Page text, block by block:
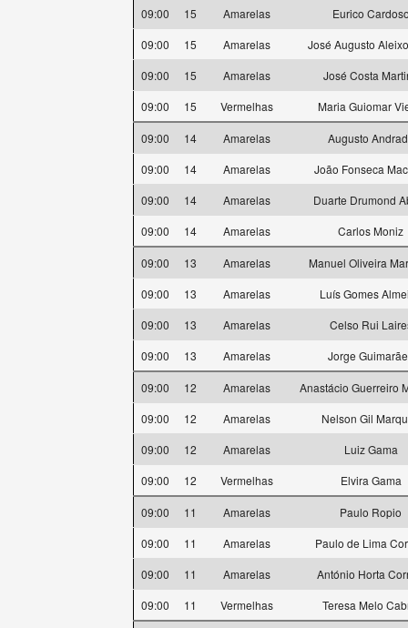
09:00 15 Amarelas
Eurico
09:00
15 Amarelas
José Augusto
09:00
15 Amarelas
José Costa
09:00
15 Vermelhas Maria Guiomar
09:00 14 Amarelas
Augusto
09:00
14 Amarelas
João Fonseca
09:00
14 Amarelas
Duarte Drumond
09:00
14 Amarelas Carlos Moniz
09:00 13 Amarelas
Manuel Oliveira
09:00
13 Amarelas
Luís Gomes
09:00
13 Amarelas
Celso Rui
09:00
13 Amarelas Jorge
09:00 12 Amarelas
Anastácio Guerreiro
09:00
12 Amarelas
Nelson Gil
09:00
12 Amarelas
Luiz Gama
09:00
12 Vermelhas Elvira Gama
09:00 11 Amarelas
Paulo Ropio
09:00
11 Amarelas
Paulo de Lima
09:00
11 Amarelas
António Horta
09:00
11 Vermelhas Teresa Melo